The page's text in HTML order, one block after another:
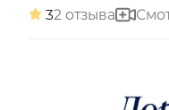
32 отзыва